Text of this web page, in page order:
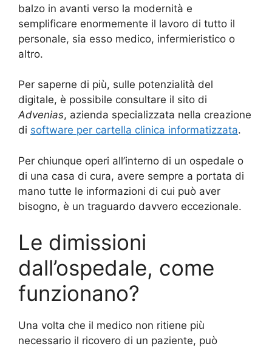
balzo in avanti verso la modernità e
semplificare enormemente il lavoro di tutto il
personale, sia esso medico, infermieristico o
altro.
Per saperne di più, sulle potenzialità del
digitale, è possibile consultare il sito di
Advenias, azienda specializzata nella creazione
di software per cartella clinica informatizzata.
Per chiunque operi all’interno di un ospedale o
di una casa di cura, avere sempre a portata di
mano tutte le informazioni di cui può aver
bisogno, è un traguardo davvero eccezionale.
Le dimissioni
dall’ospedale, come
funzionano?
Una volta che il medico non ritiene più
necessario il ricovero di un paziente, può